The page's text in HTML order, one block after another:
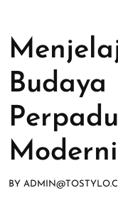
Budaya
BY